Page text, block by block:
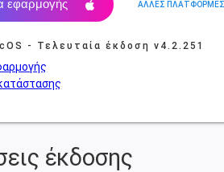
εφαρμογής ΆΛΛΕΣ ΠΛΑΤΦΌΡΜΕΣ
- Τελευταία έκδοσηv4.2.251
έκδοσης